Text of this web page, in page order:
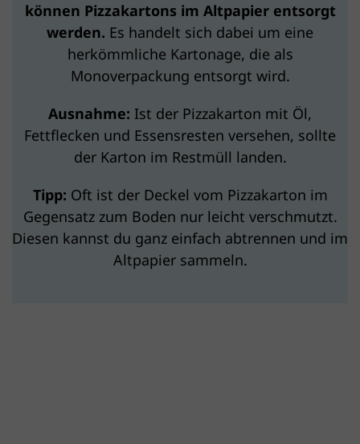
können Pizzakartons im Altpapier entsorgt
werden. Es handelt sich dabei um eine
herkömmliche Kartonage, die als
Monoverpackung entsorgt wird.
Ausnahme: Ist der Pizzakarton mit Öl,
Fettflecken und Essensresten versehen, sollte
der Karton im Restmüll landen.
Tipp: Oft ist der Deckel vom Pizzakarton im
Gegensatz zum Boden nur leicht verschmutzt.
Diesen kannst du ganz einfach abtrennen und im
Altpapier sammeln.